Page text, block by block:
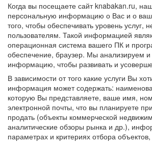
Когда вы посещаете сайт knabakan.ru,
персональную информацию о Вас и о
того, чтобы обеспечивать уровень услуг,
пользователям. Такой информацией
операционная система вашего ПК и
обеспечение, браузер. Мы анализируем и
информацию, чтобы развивать и
В зависимости от того какие услуги Вы
информация может содержать:
которую Вы представляете, ваше имя,
электронной почты, что вы планируете
продать (объекты коммерческой
аналитические обзоры рынка и др.),
параметрах и критериях отбора